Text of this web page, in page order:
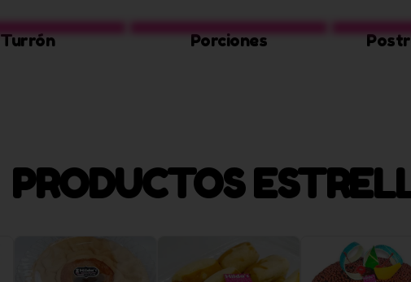
Turrón Porciones
PRODUCTOS